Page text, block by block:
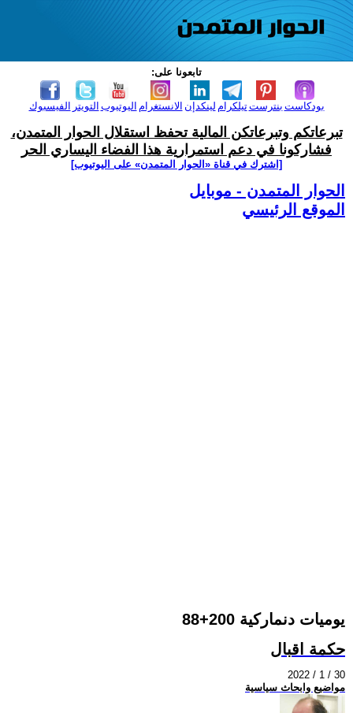
تابعونا على:
الفيسبوك التويتر اليوتيوب الانستغرام لينكدإن تيلكرامبنترست بودكاست
تبرعاتكم وتبرعاتكن المالية تحفظ استقلال الحوار المتمدن،
فشاركونا في دعم استمرارية هذا الفضاء اليساري الحر
[اشترك في قناة ‫«الحوار المتمدن» على اليوتيوب]
الحوار المتمدن - موبايل
الموقع الرئيسي
يوميات دنماركية 200+88
حكمة اقبال
2022 / 1 / 30
مواضيع وابحاث سياسية